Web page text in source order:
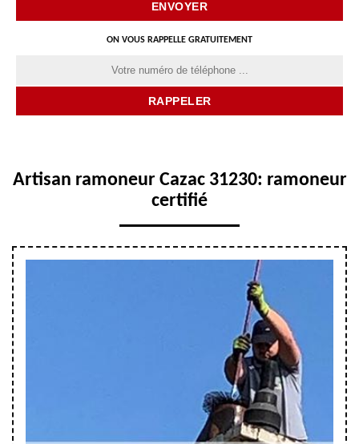
ON VOUS RAPPELLE GRATUITEMENT
Artisan ramoneur Cazac 31230: ramoneur
certifié